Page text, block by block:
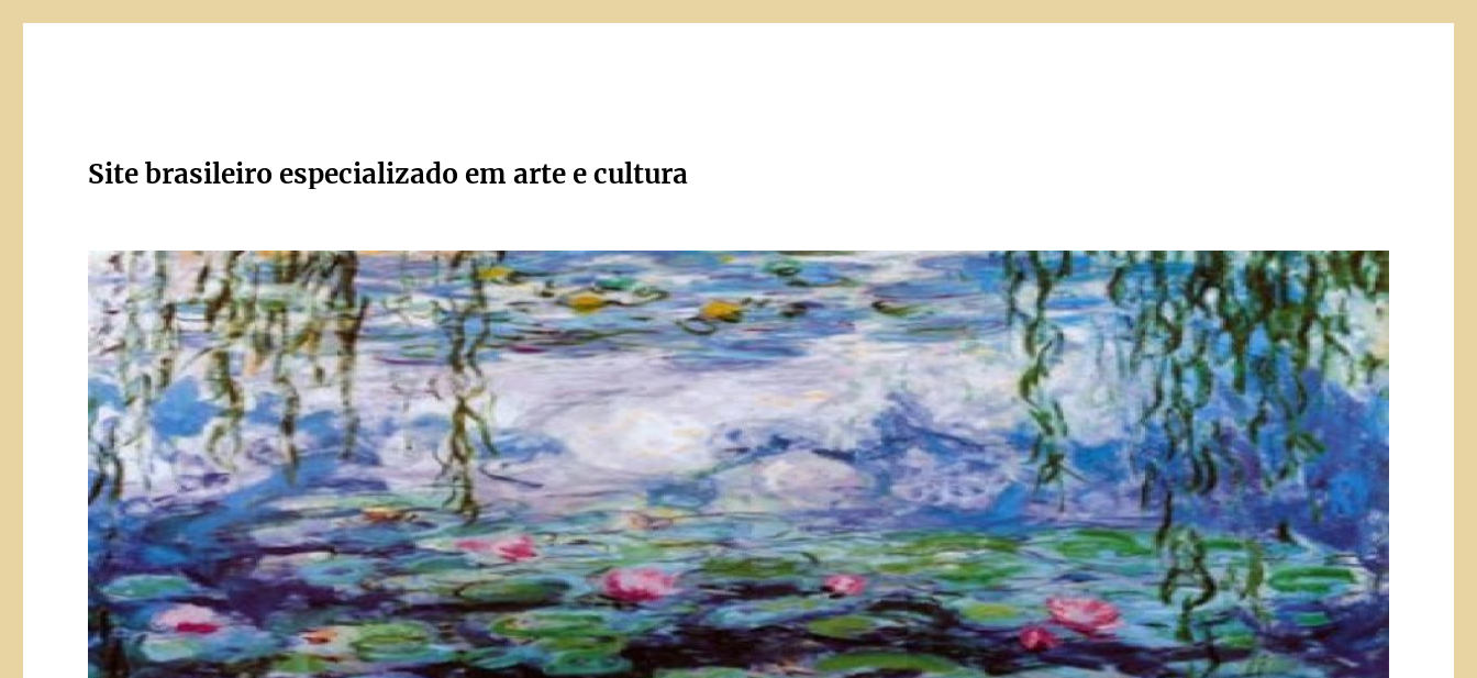
Site brasileiro especializado em arte e cultura